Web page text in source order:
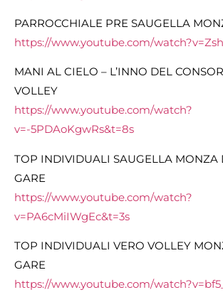
PARROCCHIALE PRE SAUGELLA
https://www.youtube.com/watch?
MANI AL CIELO – L’INNO DEL
VOLLEY
https://www.youtube.com/watch?
v=-5PDAoKgwRs&t=8s
TOP INDIVIDUALI SAUGELLA MONZA
GARE
https://www.youtube.com/watch?
v=PA6cMiIWgEc&t=3s
TOP INDIVIDUALI VERO VOLLEY
GARE
https://www.youtube.com/